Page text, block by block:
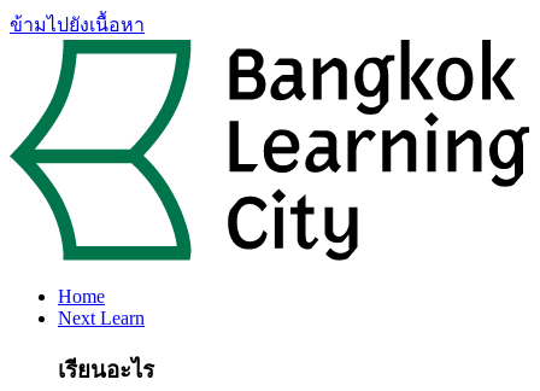
ข้ามไปยังเนื้อหา
Home
Next Learn
เรียนอะไร